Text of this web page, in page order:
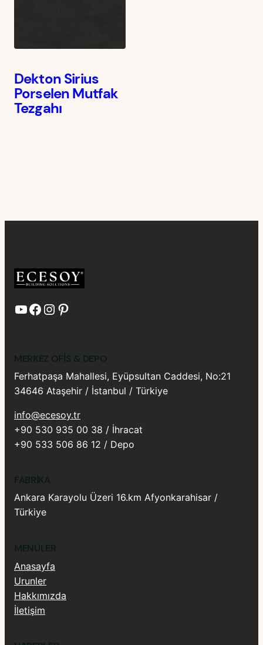
Dekton Sirius
Porselen Mutfak
Tezgahı
YouTube Facebook Instagram Pinterest
MERKEZ OFIS & DEPO
Ferhatpaşa Mahallesi, Eyüpsultan Caddesi, No:21
34646 Ataşehir / İstanbul / Türkiye
info@ecesoy.tr
+90 530 935 00 38 / İhracat
+90 533 506 86 12 / Depo
FABRIKA
Ankara Karayolu Üzeri 16.km Afyonkarahisar /
Türkiye
MENÜLER
Anasayfa
Urunler
Hakkımızda
İletişim